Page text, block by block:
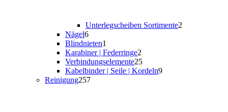
Unterlegscheiben Sortimente2
Nägel6
Blindnieten1
Karabiner | Federringe2
Verbindungselemente25
Kabelbinder | Seile | Kordeln9
Reinigung257